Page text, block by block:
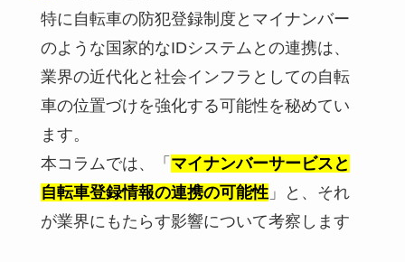
特に自転車の防犯登録制度とマイナンバー
のような国家的なIDシステムとの連携は、
業界の近代化と社会インフラとしての自転
車の位置づけを強化する可能性を秘めてい
ます。
本コラムでは、「 マイナンバーサービスと
自転車登録情報の連携の可能性」と、それ
が業界にもたらす影響について考察します